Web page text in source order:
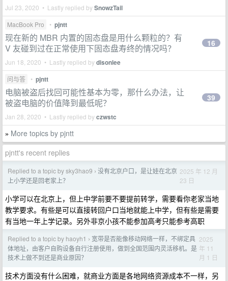
Jul 23, 2020 • Lastly replied bySnowzTail
MacBook Pro • pjntt
现在新的 MBR 内置的固态盘是用什么颗粒的？有
V 友碰到过在正常使用下固态盘寿终的情况吗？
Jun 18, 2020 • Lastly replied bydisonlee
16
问与答 • pjntt
电脑被盗后找回可能性基本为零，那什么办法，让
被盗电脑的价值降到最低呢？
Jan 28, 2020 • Lastly replied byczwstc
39
» More topics by pjntt
pjntt's recent replies
Replied to a topic by sky3hao9 › 没有北京户口，是让娃在北京
上小学还是回老家上？
2025 年 12 月
23 日
小学可以在北京上，但上中学前要不要提前转学，需要看你老家当地
教学要求。有些是可以直接转回户口当地就能上中学，但有些是需要
有当地一年上学记录。另外非京小孩不能参加高考只能参考高职
Replied to a topic by haoyh1 › 宽带是否能像移动网络一样，不绑定具
体地址，由客户自购设备自行注册使用，做到全国范围内灵活移机。是
技术上做不到还是商业原因？
2025
年 11
月 1 日
技术方面没有什么困难，就商业方面是各地网络资源成本不一样，另